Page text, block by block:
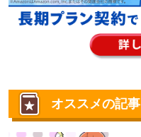
オススメの記事